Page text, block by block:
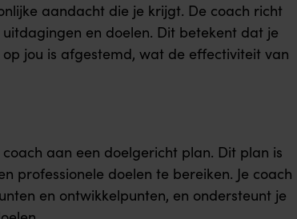
aandacht die je krijgt. De coach richt
en doelen. Dit betekent dat je
jou is afgestemd, wat de effectiviteit van
aan een doelgericht plan. Dit plan is
professionele doelen te bereiken. Je coach
en ontwikkelpunten, en ondersteunt je